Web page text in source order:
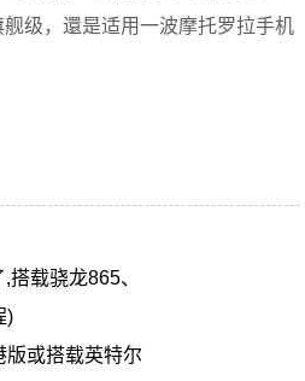
级，還是适用一波摩托罗拉手机
载骁龙865、
)
版或搭载英特尔